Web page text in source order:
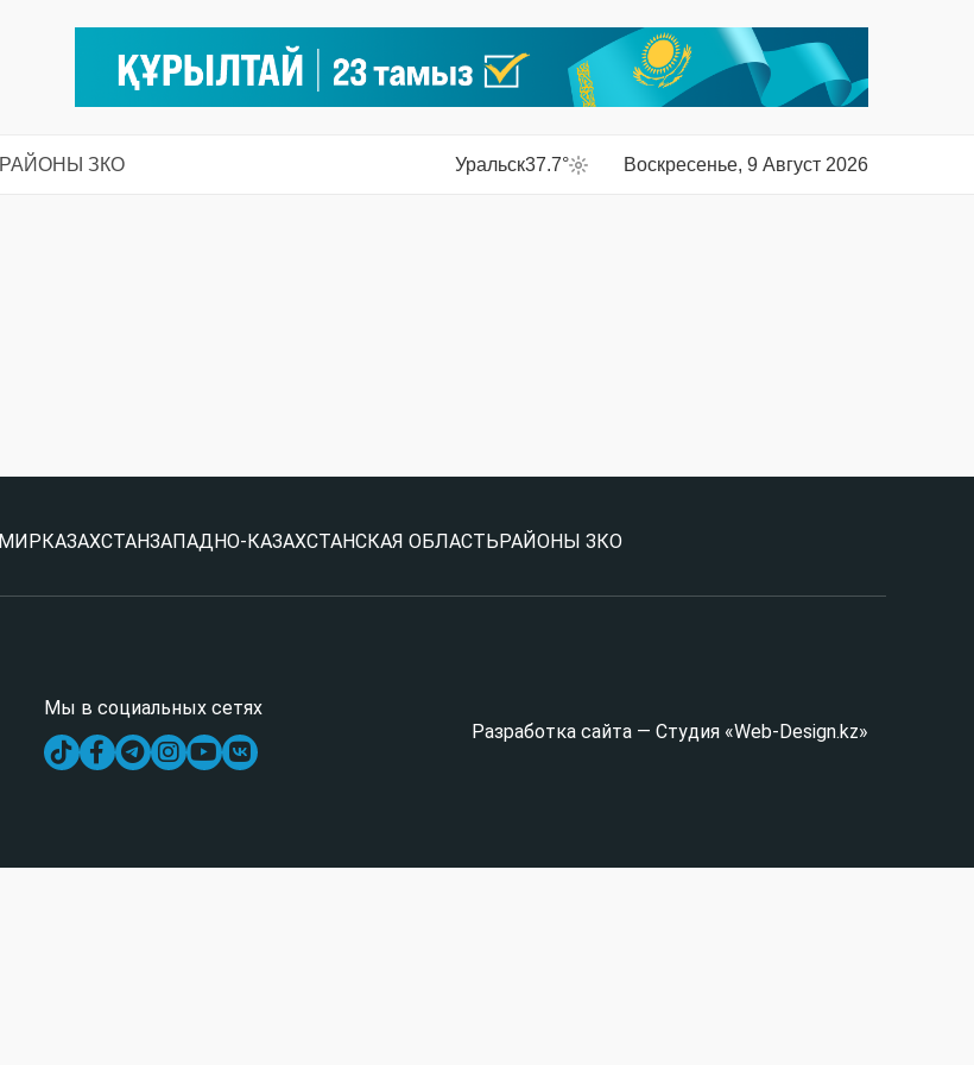
РАЙОНЫ ЗКО Уральск37.7° Воскресенье, 9 Август 2026
МИР КАЗАХСТАНЗАПАДНО-КАЗАХСТАНСКАЯ ОБЛАСТЬ РАЙОНЫ ЗКО
Мы в социальных сетях
Разработка сайта — Студия «Web-Design.kz»